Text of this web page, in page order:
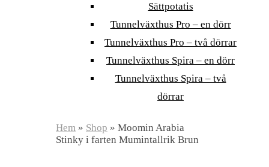
Sättpotatis
Tunnelväxthus Pro – en dörr
Tunnelväxthus Pro – två dörrar
Tunnelväxthus Spira – en dörr
Tunnelväxthus Spira – två
dörrar
Hem » Shop » Moomin Arabia
Stinky i farten Mumintallrik Brun